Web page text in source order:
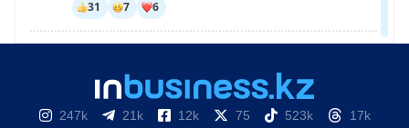
247k 21k 12k 75 523k 17k